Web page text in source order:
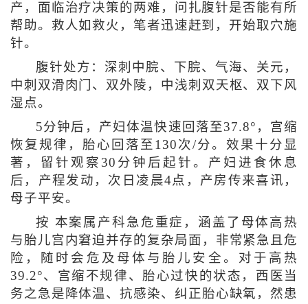
产，面临治疗决策的两难，问扎腹针是否能有所
帮助。救人如救火，笔者迅速赶到，开始取穴施
针。
腹针处方：深刺中脘、下脘、气海、关元，
中刺双滑肉门、双外陵，中浅刺双天枢、双下风
湿点。
5分钟后，产妇体温快速回落至37.8°，宫缩
恢复规律，胎心回落至130次/分。效果十分显
著，留针观察30分钟后起针。产妇进食休息
后，产程发动，次日凌晨4点，产房传来喜讯，
母子平安。
按 本案属产科急危重症，涵盖了母体高热
与胎儿宫内窘迫并存的复杂局面，非常紧急且危
险，随时会危及母体与胎儿安全。对于高热
39.2°、宫缩不规律、胎心过快的状态，西医当
务之急是降体温、抗感染、纠正胎心缺氧，然患